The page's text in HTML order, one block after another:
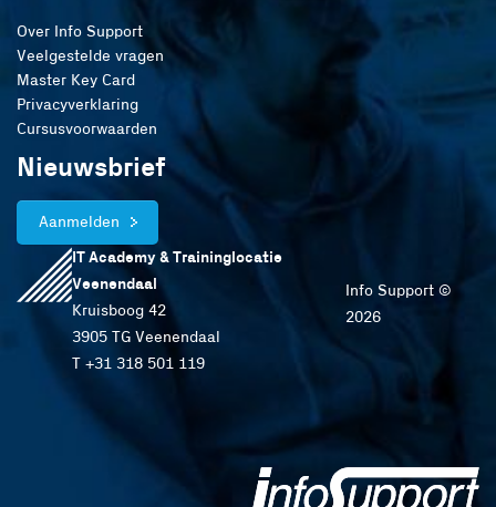
Over Info Support
Veelgestelde vragen
Master Key Card
Privacyverklaring
Cursusvoorwaarden
Nieuwsbrief
Aanmelden
IT Academy & Traininglocatie
Veenendaal
Kruisboog 42
3905 TG Veenendaal
T +31 318 501 119
Info Support ©
2026